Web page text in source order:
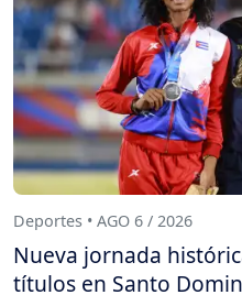
Deportes • AGO 6 / 2026
Nueva jornada
títulos en Santo